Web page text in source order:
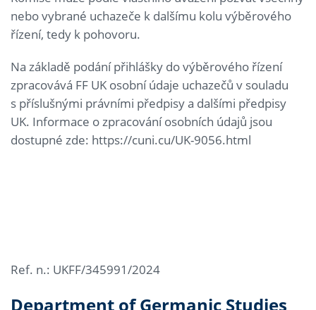
nebo vybrané uchazeče k dalšímu kolu výběrového
řízení, tedy k pohovoru.
Na základě podání přihlášky do výběrového řízení
zpracovává FF UK osobní údaje uchazečů v souladu
s příslušnými právními předpisy a dalšími předpisy
UK. Informace o zpracování osobních údajů jsou
dostupné zde: https://cuni.cu/UK-9056.html
Ref. n.: UKFF/345991/2024
Department of Germanic Studies